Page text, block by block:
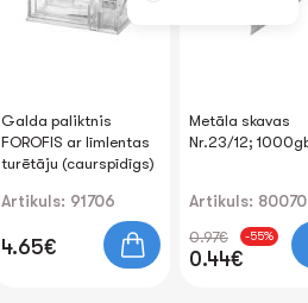
Galda paliktnis
FOROFIS ar līmlentas
turētāju (caurspīdīgs)
Artikuls: 91706
4.65€
Metāla skavas
Nr.23/12;
Artikuls: 80070
0.97€ -55%
0.44€